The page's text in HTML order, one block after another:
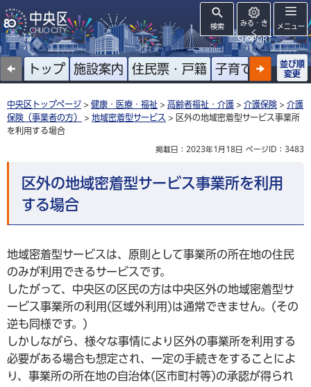
検索
みる・き
く
SUPPORT
メニュー
トップ 施設案内 住民票・戸籍 子育て 高齢者
並び順
変更
中央区トップページ > 健康・医療・福祉 > 高齢者福祉・介護 > 介護保険 > 介護
保険（事業者の方）
> 地域密着型サービス > 区外の地域密着型サービス事業所
を利用する場合
掲載日：2023年1月18日 ページID：3483
区外の地域密着型サービス事業所を利用
する場合
地域密着型サービスは、原則として事業所の所在地の住民
のみが利用できるサービスです。
したがって、中央区の区民の方は中央区外の地域密着型サ
ービス事業所の利用(区域外利用)は通常できません。(その
逆も同様です。)
しかしながら、様々な事情により区外の事業所を利用する
必要がある場合も想定され、一定の手続きをすることによ
り、事業所の所在地の自治体(区市町村等)の承認が得られ